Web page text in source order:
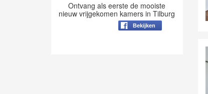
Ontvang als eerste de mooiste
nieuw vrijgekomen kamers in Tilburg
Bekijken